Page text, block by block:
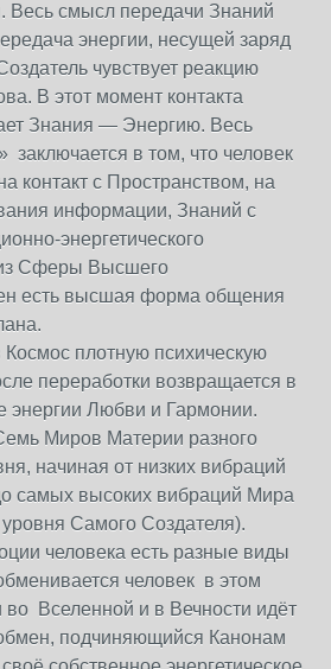
Весь смысл передачи Знаний
энергии, несущей заряд
чувствует реакцию
В этот момент контакта
Знания — Энергию. Весь
в том, что человек
контакт с Пространством, на
информации, Знаний с
энергетического
Сферы Высшего
есть высшая форма общения
плотную психическую
переработки возвращается в
энергии Любви и Гармонии.
Миров Материи разного
начиная от низких вибраций
самых высоких вибраций Мира
Самого Создателя).
человека есть разные виды
человек в этом
Вселенной и в Вечности идёт
подчиняющийся Канонам